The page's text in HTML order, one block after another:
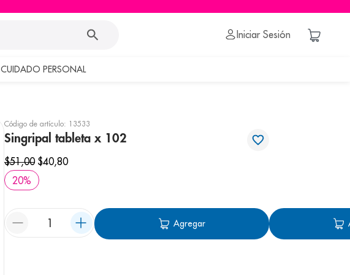
Iniciar Sesión
CUIDADO PERSONAL
Código de artículo: 13533
Singripal tableta x 102
$51,00 $40,80
20%
Agregar